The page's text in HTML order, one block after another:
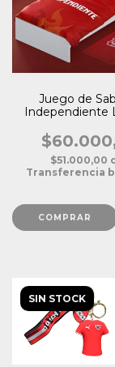
Juego de
Independiente
$51.000,00
Transferencia
SIN STOCK